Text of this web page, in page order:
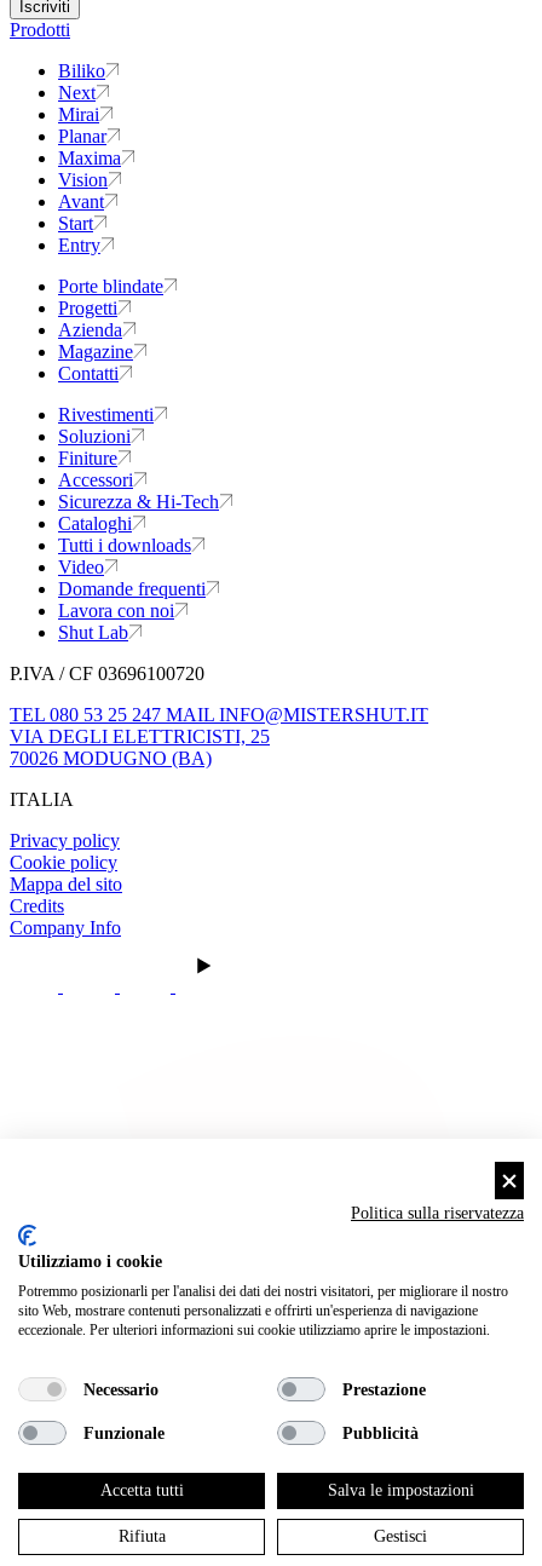
Prodotti
Biliko
Next
Mirai
Planar
Maxima
Vision
Avant
Start
Entry
Porte blindate
Progetti
Azienda
Magazine
Contatti
Rivestimenti
Soluzioni
Finiture
Accessori
Sicurezza & Hi-Tech
Cataloghi
Tutti i downloads
Video
Domande frequenti
Lavora con noi
Shut Lab
P.IVA / CF 03696100720
TEL 080 53 25 247 MAIL INFO@MISTERSHUT.IT
VIA DEGLI ELETTRICISTI, 25
70026 MODUGNO (BA)
ITALIA
Privacy policy
Cookie policy
Mappa del sito
Credits
Company Info
Politica sulla riservatezza
Utilizziamo i cookie
Potremmo posizionarli per l'analisi dei dati dei nostri visitatori, per migliorare il nostro
sito Web, mostrare contenuti personalizzati e offrirti un'esperienza di navigazione
eccezionale. Per ulteriori informazioni sui cookie utilizziamo aprire le impostazioni.
Necessario Prestazione
Funzionale Pubblicità
Accetta tutti Salva le impostazioni
Rifiuta Gestisci